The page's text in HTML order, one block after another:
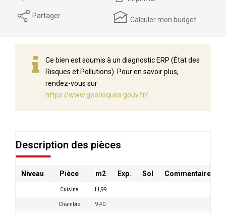
Partager Calculer mon budget
Ce bien est soumis à un diagnostic ERP (État des
Risques et Pollutions). Pour en savoir plus,
rendez-vous sur
https://www.georisques.gouv.fr/
Description des pièces
Niveau Pièce m2 Exp. Sol Commentaires
Cuisine 11,99
Chambre 9,40